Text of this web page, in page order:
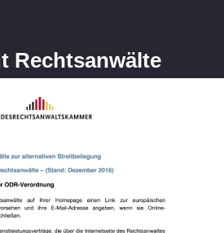
Rechtsanwälte